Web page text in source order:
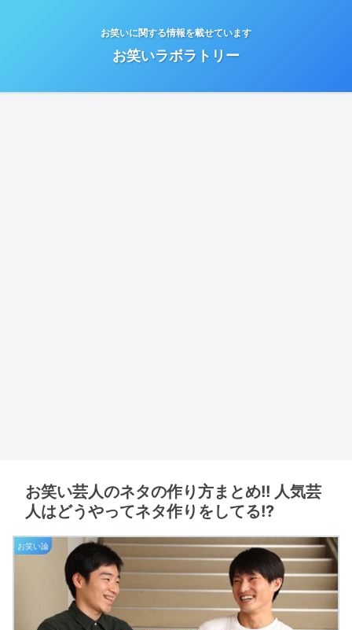
お笑いに関する情報を載せています
お笑いラボラトリー
お笑い芸人のネタの作り方まとめ!! 人気芸
人はどうやってネタ作りをしてる!?
お笑い論